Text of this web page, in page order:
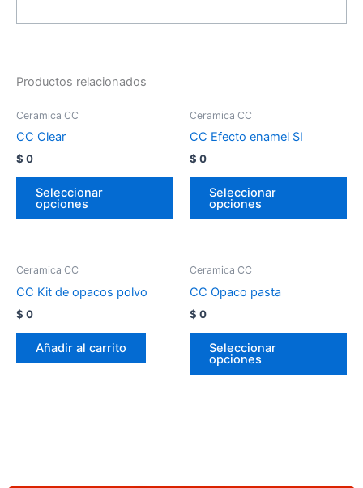
Productos relacionados
Ceramica CC
CC Clear
$ 0
Seleccionar
opciones
Ceramica CC
CC Efecto enamel SI
$ 0
Seleccionar
opciones
Ceramica CC
CC Kit de opacos polvo
$ 0
Añadir al carrito
Ceramica CC
CC Opaco pasta
$ 0
Seleccionar
opciones